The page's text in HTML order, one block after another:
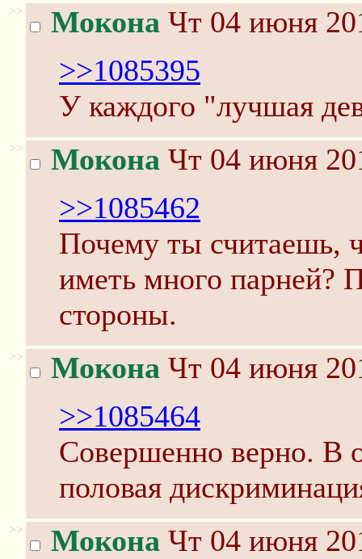
>> Мокона Чт 04 июня
>>1085395
У каждого "лучшая
>> Мокона Чт 04 июня
>>1085462
Почему ты считаешь,
иметь много парней?
стороны.
>> Мокона Чт 04 июня
>>1085464
Совершенно верно. В
половая
>> Мокона Чт 04 июня